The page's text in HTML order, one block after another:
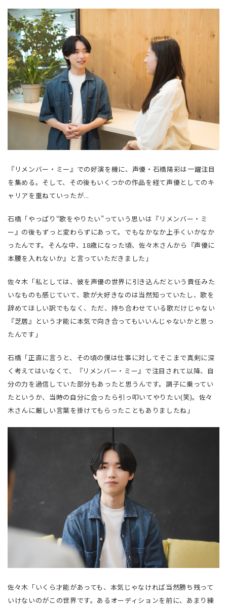
『リメンバー・ミー』での好演を機に、声優・石橋陽彩は一躍注目
を集める。そして、その後もいくつかの作品を経て声優としてのキ
ャリアを重ねていったが...
石橋「やっぱり“歌をやりたい”っていう思いは『リメンバー・ミ
ー』の後もずっと変わらずにあって。でもなかなか上手くいかなか
ったんです。そんな中、18歳になった頃、佐々木さんから『声優に
本腰を入れないか』と言っていただきました」
佐々木「私としては、彼を声優の世界に引き込んだという責任みた
いなものも感じていて、歌が大好きなのは当然知っていたし、歌を
辞めてほしい訳でもなく、ただ、持ち合わせている歌だけじゃない
『芝居』という才能に本気で向き合ってもいいんじゃないかと思っ
たんです」
石橋「正直に言うと、その頃の僕は仕事に対してそこまで真剣に深
く考えてはいなくて、『リメンバー・ミー』で注目されて以降、自
分の力を過信していた部分もあったと思うんです。調子に乗ってい
たというか、当時の自分に会ったら引っ叩いてやりたい(笑)。佐々
木さんに厳しい言葉を掛けてもらったこともありましたね」
佐々木「いくら才能があっても、本気じゃなければ当然勝ち残って
いけないのがこの世界です。あるオーディションを前に、あまり練